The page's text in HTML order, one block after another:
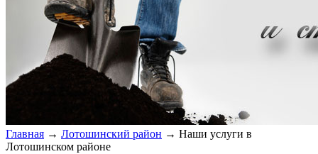
Главная → Лотошинский район → Наши услуги в
Лотошинском районе